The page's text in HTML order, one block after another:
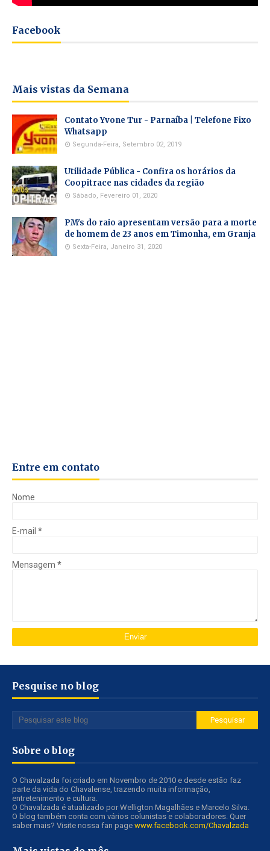
Facebook
Mais vistas da Semana
Contato Yvone Tur - Parnaíba | Telefone Fixo
Whatsapp
Segunda-Feira, Setembro 02, 2019
Utilidade Pública - Confira os horários da
Coopitrace nas cidades da região
Sábado, Fevereiro 01, 2020
PM's do raio apresentam versão para a morte
de homem de 23 anos em Timonha, em Granja
Sexta-Feira, Janeiro 31, 2020
Entre em contato
Nome
E-mail *
Mensagem *
Pesquise no blog
Sobre o blog
O Chavalzada foi criado em Novembro de 2010 e desde estão faz
parte da vida do Chavalense, trazendo muita informação,
entretenimento e cultura.
O Chavalzada é atualizado por Welligton Magalhães e Marcelo Silva.
O blog também conta com vários colunistas e colaboradores. Quer
saber mais? Visite nossa fan page www.facebook.com/Chavalzada